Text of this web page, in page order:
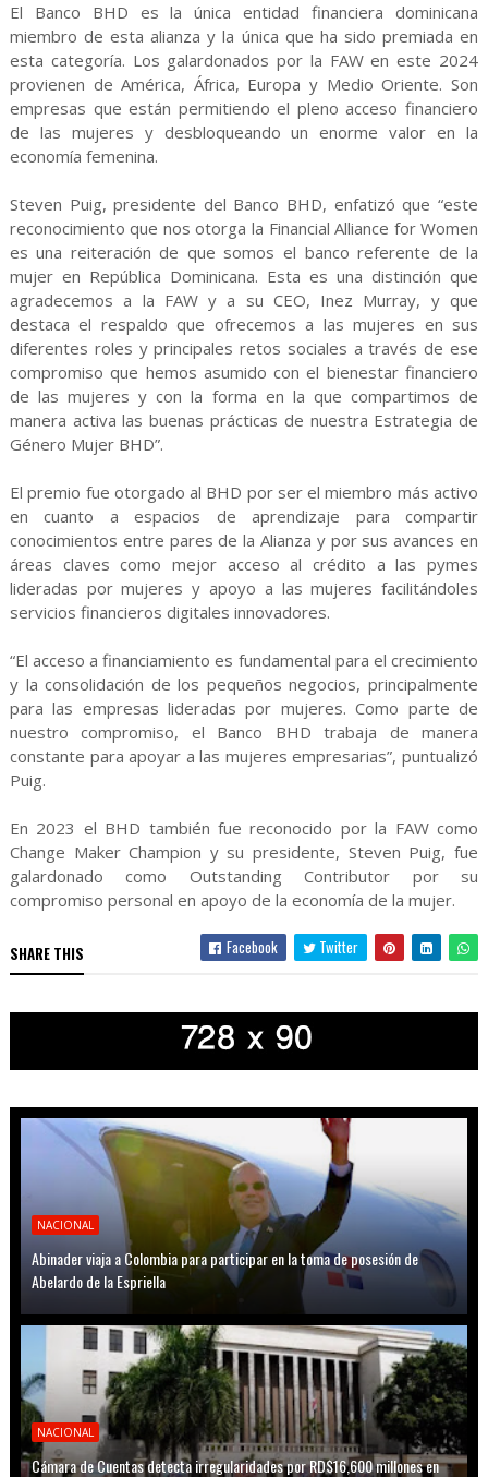
El Banco BHD es la única entidad financiera dominicana
miembro de esta alianza y la única que ha sido premiada en
esta categoría. Los galardonados por la FAW en este 2024
provienen de América, África, Europa y Medio Oriente. Son
empresas que están permitiendo el pleno acceso financiero
de las mujeres y desbloqueando un enorme valor en la
economía femenina.
Steven Puig, presidente del Banco BHD, enfatizó que “este
reconocimiento que nos otorga la Financial Alliance for Women
es una reiteración de que somos el banco referente de la
mujer en República Dominicana. Esta es una distinción que
agradecemos a la FAW y a su CEO, Inez Murray, y que
destaca el respaldo que ofrecemos a las mujeres en sus
diferentes roles y principales retos sociales a través de ese
compromiso que hemos asumido con el bienestar financiero
de las mujeres y con la forma en la que compartimos de
manera activa las buenas prácticas de nuestra Estrategia de
Género Mujer BHD”.
El premio fue otorgado al BHD por ser el miembro más activo
en cuanto a espacios de aprendizaje para compartir
conocimientos entre pares de la Alianza y por sus avances en
áreas claves como mejor acceso al crédito a las pymes
lideradas por mujeres y apoyo a las mujeres facilitándoles
servicios financieros digitales innovadores.
“El acceso a financiamiento es fundamental para el crecimiento
y la consolidación de los pequeños negocios, principalmente
para las empresas lideradas por mujeres. Como parte de
nuestro compromiso, el Banco BHD trabaja de manera
constante para apoyar a las mujeres empresarias”, puntualizó
Puig.
En 2023 el BHD también fue reconocido por la FAW como
Change Maker Champion y su presidente, Steven Puig, fue
galardonado como Outstanding Contributor por su
compromiso personal en apoyo de la economía de la mujer.
SHARE THIS Facebook Twitter
NACIONAL
Abinader viaja a Colombia para participar en la toma de posesión de
Abelardo de la Espriella
NACIONAL
Cámara de Cuentas detecta irregularidades por RD$16,600 millones en